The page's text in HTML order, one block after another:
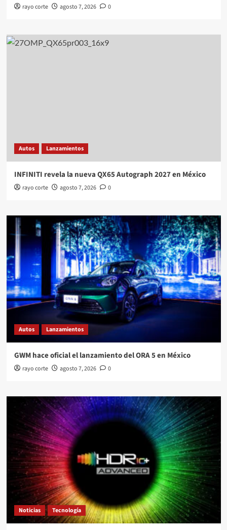
rayo corte agosto 7, 2026 0
Autos Lanzamientos
INFINITI revela la nueva QX65 Autograph 2027 en México
rayo corte agosto 7, 2026 0
Autos Lanzamientos
GWM hace oficial el lanzamiento del ORA 5 en México
rayo corte agosto 7, 2026 0
Noticias Tecnología